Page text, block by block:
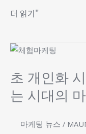
년
려
여
정
더 읽기"
초 개인화
는 시대의
마케팅 뉴스 /
초
인
화